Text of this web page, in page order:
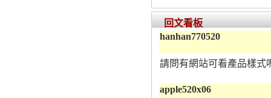
回文看板
hanhan770520
請問有網站可看產品樣式
apple520x06